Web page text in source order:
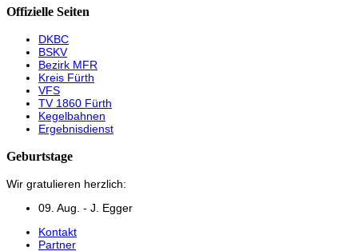
Offizielle Seiten
DKBC
BSKV
Bezirk MFR
Kreis Fürth
VFS
TV 1860 Fürth
Kegelbahnen
Ergebnisdienst
Geburtstage
Wir gratulieren herzlich:
09. Aug. - J. Egger
Kontakt
Partner